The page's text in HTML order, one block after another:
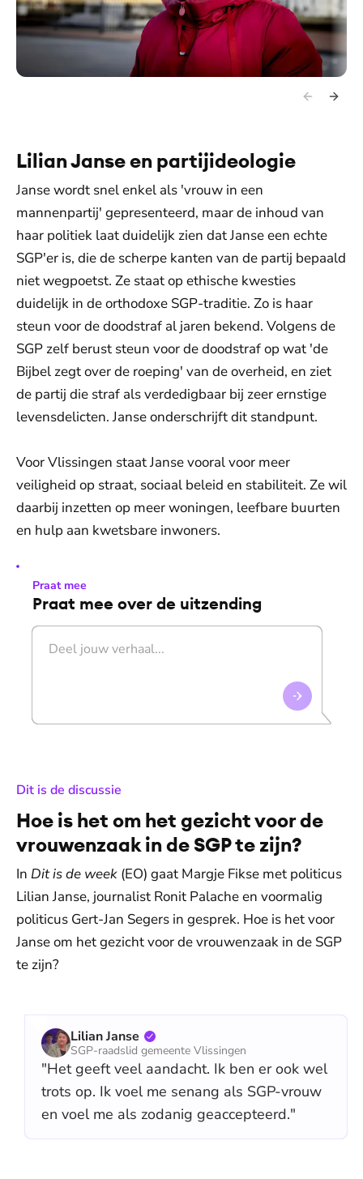
Lilian Janse en partijideologie
Janse wordt snel enkel als 'vrouw in een
mannenpartij' gepresenteerd, maar de inhoud van
haar politiek laat duidelijk zien dat Janse een echte
SGP'er is, die de scherpe kanten van de partij bepaald
niet wegpoetst. Ze staat op ethische kwesties
duidelijk in de orthodoxe SGP-traditie. Zo is haar
steun voor de doodstraf al jaren bekend. Volgens de
SGP zelf berust steun voor de doodstraf op wat 'de
Bijbel zegt over de roeping' van de overheid, en ziet
de partij die straf als verdedigbaar bij zeer ernstige
levensdelicten. Janse onderschrijft dit standpunt.
Voor Vlissingen staat Janse vooral voor meer
veiligheid op straat, sociaal beleid en stabiliteit. Ze wil
daarbij inzetten op meer woningen, leefbare buurten
en hulp aan kwetsbare inwoners.
Praat mee
Praat mee over de uitzending
Dit is de discussie
Hoe is het om het gezicht voor de
vrouwenzaak in de SGP te zijn?
In Dit is de week (EO) gaat Margje Fikse met politicus
Lilian Janse, journalist Ronit Palache en voormalig
politicus Gert-Jan Segers in gesprek. Hoe is het voor
Janse om het gezicht voor de vrouwenzaak in de SGP
te zijn?
Lilian Janse
SGP-raadslid gemeente Vlissingen
"Het geeft veel aandacht. Ik ben er ook wel
trots op. Ik voel me senang als SGP-vrouw
en voel me als zodanig geaccepteerd."